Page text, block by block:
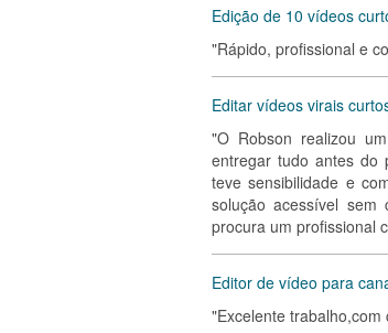
Edição de 10 vídeos
"Rápido, profissional e
Editar vídeos virais
"O Robson realizou
entregar tudo antes do
teve sensibilidade e
solução acessível
procura um profissional
Editor de vídeo para
"Excelente